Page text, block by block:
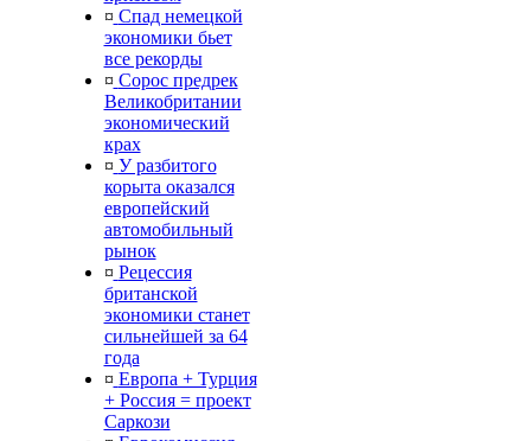
¤ Спад немецкой
экономики бьет
все рекорды
¤ Сорос предрек
Великобритании
экономический
крах
¤ У разбитого
корыта оказался
европейский
автомобильный
рынок
¤ Рецессия
британской
экономики станет
сильнейшей за 64
года
¤ Европа + Турция
+ Россия = проект
Саркози